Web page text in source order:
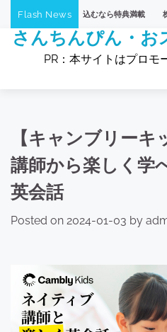
content
Flash News 株式会社ＮＴＴぷらら・
さんちんぴん・お
PR：本サイトはプロモ
【キャンブリー
講師から楽しく学
英会話
Posted on 2024-01-03 by